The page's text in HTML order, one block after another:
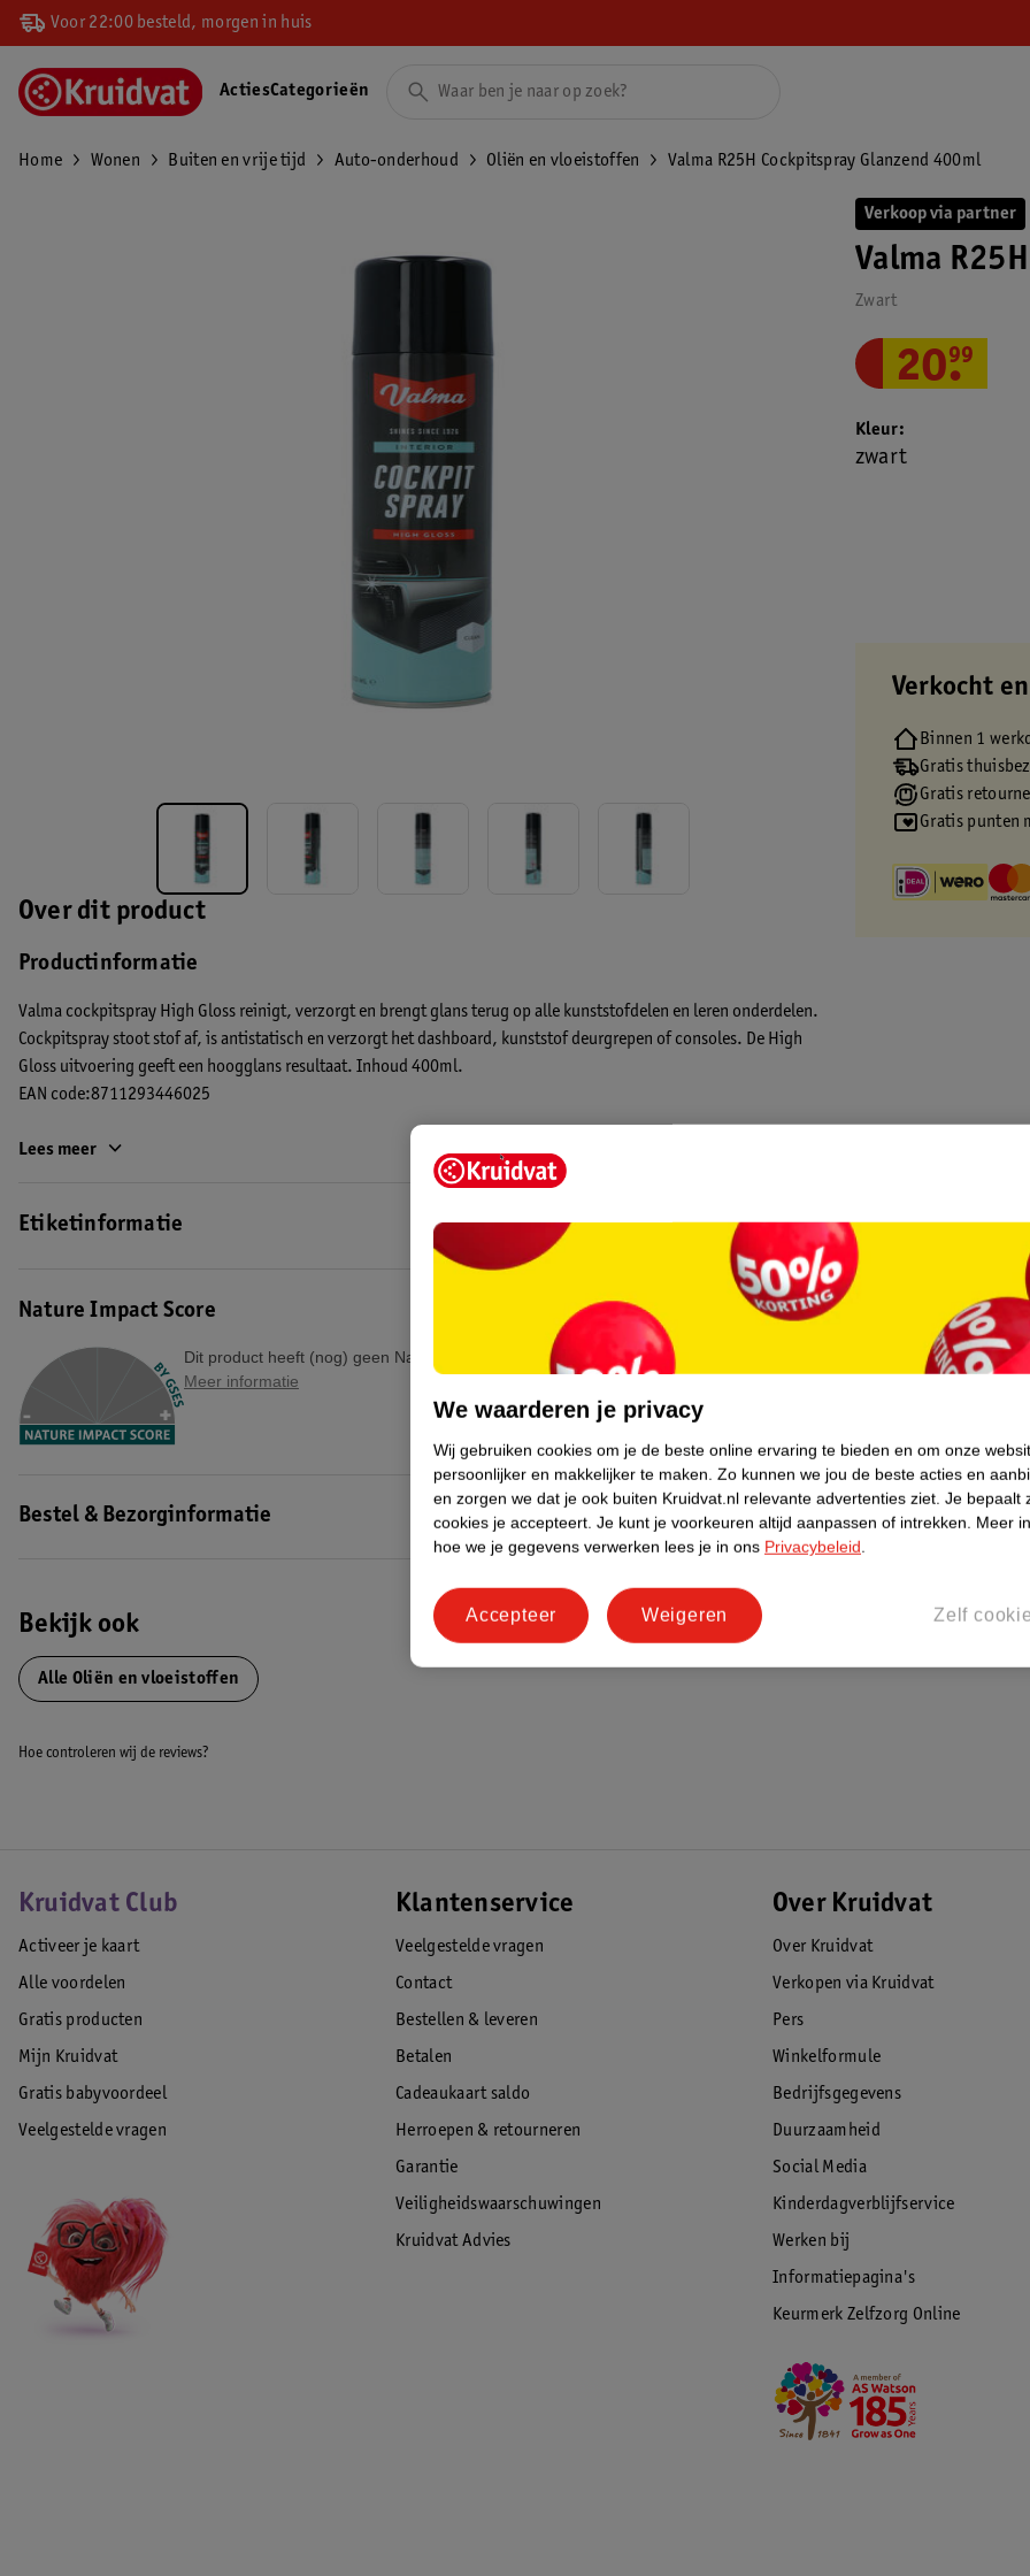
Voor 22:00 besteld, morgen in huis
ActiesCategorieën
Home Wonen Buiten en vrije tijd Auto-onderhoud Oliën en vloeistoffen Valma R25H Cockpitspray Glanzend 400ml
Over dit product
Productinformatie
Valma cockpitspray High Gloss reinigt, verzorgt en brengt glans terug op alle kunststofdelen en leren onderdelen.
Cockpitspray stoot stof af, is antistatisch en verzorgt het dashboard, kunststof deurgrepen of consoles. De High
Gloss uitvoering geeft een hoogglans resultaat. Inhoud 400ml.
EAN code:8711293446025
Lees meer
Etiketinformatie
Nature Impact Score
Dit product heeft (nog) geen Nature Impact Score.
Meer informatie
Bestel & Bezorginformatie
Bekijk ook
Alle Oliën en vloeistoffen
Verkoop via partner
Valma
Zwart
20.
99
Kleur
zwart
Verkocht
Binnen 1
Gratis
Gratis
Gratis punten
Hoe controleren wij de reviews?
Kruidvat Club
Activeer je kaart
Alle voordelen
Gratis producten
Mijn Kruidvat
Gratis babyvoordeel
Veelgestelde vragen
Klantenservice
Veelgestelde vragen
Contact
Bestellen & leveren
Betalen
Cadeaukaart saldo
Herroepen & retourneren
Garantie
Veiligheidswaarschuwingen
Kruidvat Advies
Over Kruidvat
Over Kruidvat
Verkopen via Kruidvat
Pers
Winkelformule
Bedrijfsgegevens
Duurzaamheid
Social Media
Kinderdagverblijfservice
Werken bij
Informatiepagina's
Keurmerk Zelfzorg Online
We waarderen je privacy
Wij gebruiken cookies om je de beste online ervaring te bieden en om onze
persoonlijker en makkelijker te maken. Zo kunnen we jou de beste acties en
en zorgen we dat je ook buiten Kruidvat.nl relevante advertenties ziet. Je bepaalt
cookies je accepteert. Je kunt je voorkeuren altijd aanpassen of intrekken. Meer
hoe we je gegevens verwerken lees je in ons Privacybeleid.
Zelf
Weigeren
Accepteer